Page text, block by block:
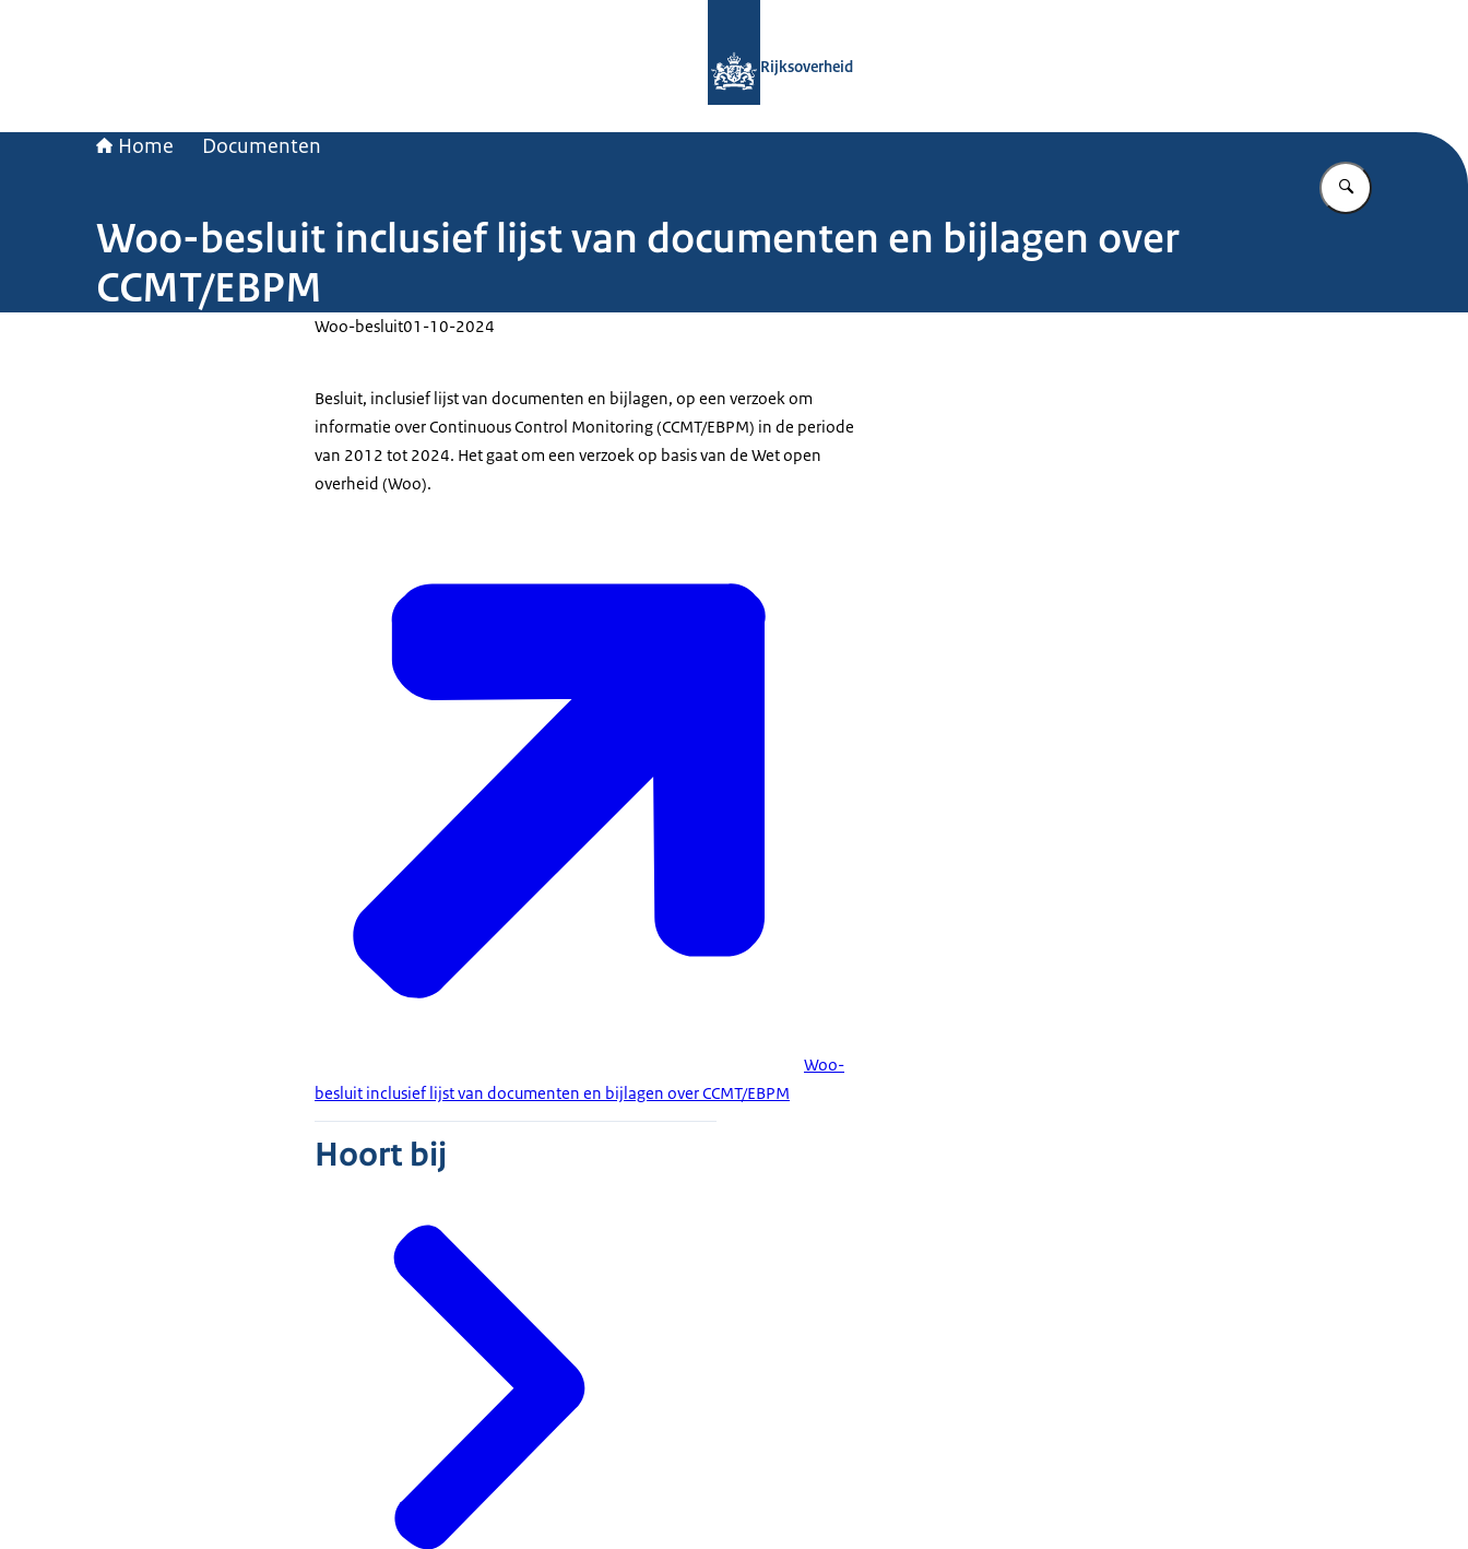
Rijksoverheid
Home Documenten
Vul in wat u
Woo-besluit inclusief lijst van documenten en bijlagen over
CCMT/EBPM
Woo-besluit01-10-2024
Besluit, inclusief lijst van documenten en bijlagen, op een verzoek om
informatie over Continuous Control Monitoring (CCMT/EBPM) in de periode
van 2012 tot 2024. Het gaat om een verzoek op basis van de Wet open
overheid (Woo).
Woo-
besluit inclusief lijst van documenten en bijlagen over CCMT/EBPM
Hoort bij